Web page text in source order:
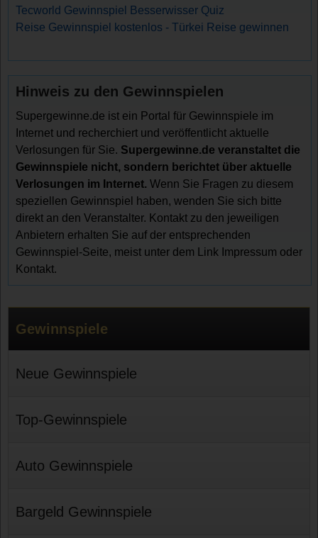
Tecworld Gewinnspiel Besserwisser Quiz
Reise Gewinnspiel kostenlos - Türkei Reise gewinnen
Hinweis zu den Gewinnspielen
Supergewinne.de ist ein Portal für Gewinnspiele im
Internet und recherchiert und veröffentlicht aktuelle
Verlosungen für Sie. Supergewinne.de veranstaltet die
Gewinnspiele nicht, sondern berichtet über aktuelle
Verlosungen im Internet. Wenn Sie Fragen zu diesem
speziellen Gewinnspiel haben, wenden Sie sich bitte
direkt an den Veranstalter. Kontakt zu den jeweiligen
Anbietern erhalten Sie auf der entsprechenden
Gewinnspiel-Seite, meist unter dem Link Impressum oder
Kontakt.
Gewinnspiele
Neue Gewinnspiele
Top-Gewinnspiele
Auto Gewinnspiele
Bargeld Gewinnspiele